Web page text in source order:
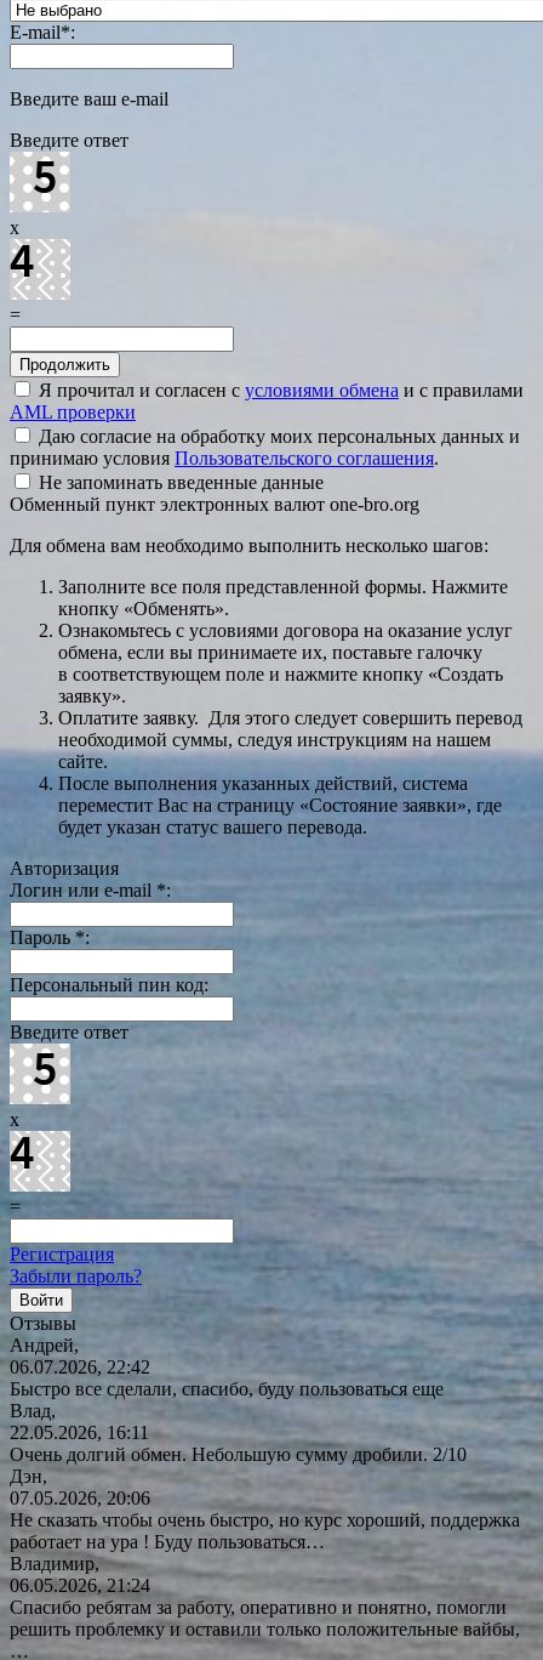
E-mail*:
Введите ваш e-mail
Введите ответ
x
=
Я прочитал и согласен с условиями обмена и с правилами
AML проверки
Даю согласие на обработку моих персональных данных и
принимаю условия Пользовательского соглашения.
Не запоминать введенные данные
Обменный пункт электронных валют one-bro.org
Для обмена вам необходимо выполнить несколько шагов:
Заполните все поля представленной формы. Нажмите
кнопку «Обменять».
Ознакомьтесь с условиями договора на оказание услуг
обмена, если вы принимаете их, поставьте галочку
в соответствующем поле и нажмите кнопку «Создать
заявку».
Оплатите заявку. Для этого следует совершить перевод
необходимой суммы, следуя инструкциям на нашем
сайте.
После выполнения указанных действий, система
переместит Вас на страницу «Состояние заявки», где
будет указан статус вашего перевода.
Авторизация
Логин или e-mail *:
Пароль *:
Персональный пин код:
Введите ответ
x
=
Регистрация
Забыли пароль?
Отзывы
Андрей,
06.07.2026, 22:42
Быстро все сделали, спасибо, буду пользоваться еще
Влад,
22.05.2026, 16:11
Очень долгий обмен. Небольшую сумму дробили. 2/10
Дэн,
07.05.2026, 20:06
Не сказать чтобы очень быстро, но курс хороший, поддержка
работает на ура ! Буду пользоваться…
Владимир,
06.05.2026, 21:24
Спасибо ребятам за работу, оперативно и понятно, помогли
решить проблемку и оставили только положительные вайбы,
…